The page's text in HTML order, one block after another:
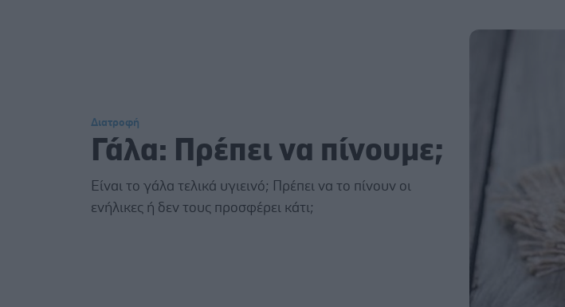
Διατροφή
Γάλα: Πρέπει να πίνουμε;
Είναι το γάλα τελικά υγιεινό; Πρέπει να το πίνουν οι
ενήλικες ή δεν τους προσφέρει κάτι;